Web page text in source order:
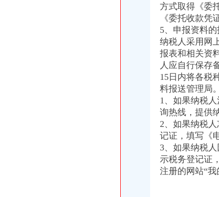
铜梁局化保障开展乳品市一元注册公司流程场清理整有实效
qq空间克隆_克隆空间_qq背景墙图片大全_qq克隆空间免费下载
国家标准查询-国家标准下载-国标下载-免费标准下载网-标准吧
苏州街3号大恒科技大厦免费公司注册【今日推荐网-北京工商/税务/财
方式取得《委
《委托收款
5、申报资料
纳税人采用网
报表和相关资
人应自行保存
15日内将各税
料报送管理局
1、如果纳税
询热线，提供
2、如果纳税
记证，填写《
3、如果纳税
示税务登记证
注册的网站“